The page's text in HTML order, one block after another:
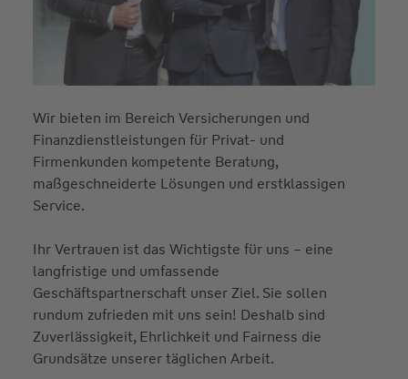
Wir bieten im Bereich Versicherungen und
Finanzdienstleistungen für Privat- und
Firmenkunden kompetente Beratung,
maßgeschneiderte Lösungen und erstklassigen
Service.
Ihr Vertrauen ist das Wichtigste für uns – eine
langfristige und umfassende
Geschäftspartnerschaft unser Ziel. Sie sollen
rundum zufrieden mit uns sein! Deshalb sind
Zuverlässigkeit, Ehrlichkeit und Fairness die
Grundsätze unserer täglichen Arbeit.